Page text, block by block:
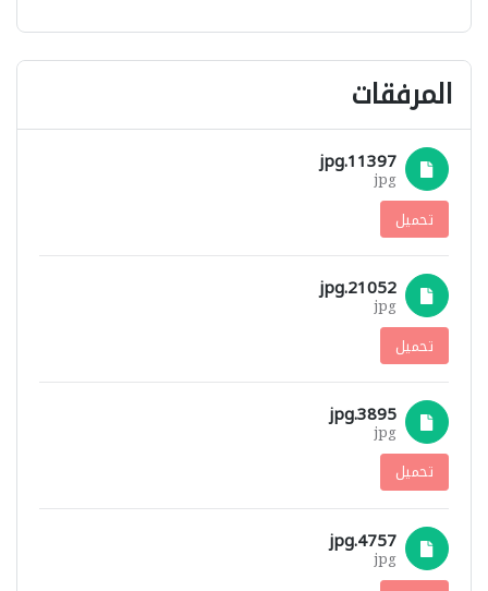
المرفقات
11397.jpg
jpg
تحميل
21052.jpg
jpg
تحميل
3895.jpg
jpg
تحميل
4757.jpg
jpg